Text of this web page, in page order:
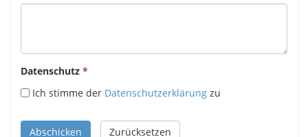
Datenschutz
Ich stimme der Datenschutzerklärung zu
Abschicken Zurücksetzen